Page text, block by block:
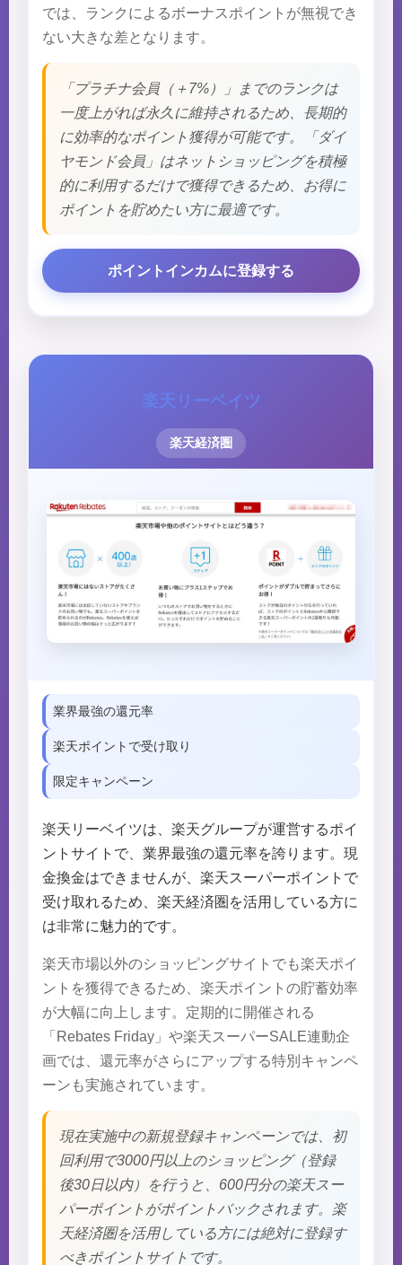
では、ランクによるボーナスポイントが無視でき
ない大きな差となります。
「プラチナ会員（＋7%）」までのランクは
一度上がれば永久に維持されるため、長期的
に効率的なポイント獲得が可能です。「ダイ
ヤモンド会員」はネットショッピングを積極
的に利用するだけで獲得できるため、お得に
ポイントを貯めたい方に最適です。
ポイントインカムに登録する
楽天リーベイツ
楽天経済圏
業界最強の還元率
楽天ポイントで受け取り
限定キャンペーン
楽天リーベイツは、楽天グループが運営するポイ
ントサイトで、業界最強の還元率を誇ります。現
金換金はできませんが、楽天スーパーポイントで
受け取れるため、楽天経済圏を活用している方に
は非常に魅力的です。
楽天市場以外のショッピングサイトでも楽天ポイ
ントを獲得できるため、楽天ポイントの貯蓄効率
が大幅に向上します。定期的に開催される
「Rebates Friday」や楽天スーパーSALE連動企
画では、還元率がさらにアップする特別キャンペ
ーンも実施されています。
現在実施中の新規登録キャンペーンでは、初
回利用で3000円以上のショッピング（登録
後30日以内）を行うと、600円分の楽天スー
パーポイントがポイントバックされます。楽
天経済圏を活用している方には絶対に登録す
べきポイントサイトです。